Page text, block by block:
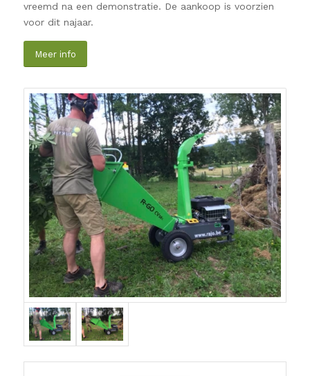
vreemd na een demonstratie. De aankoop is voorzien
voor dit najaar.
Meer info